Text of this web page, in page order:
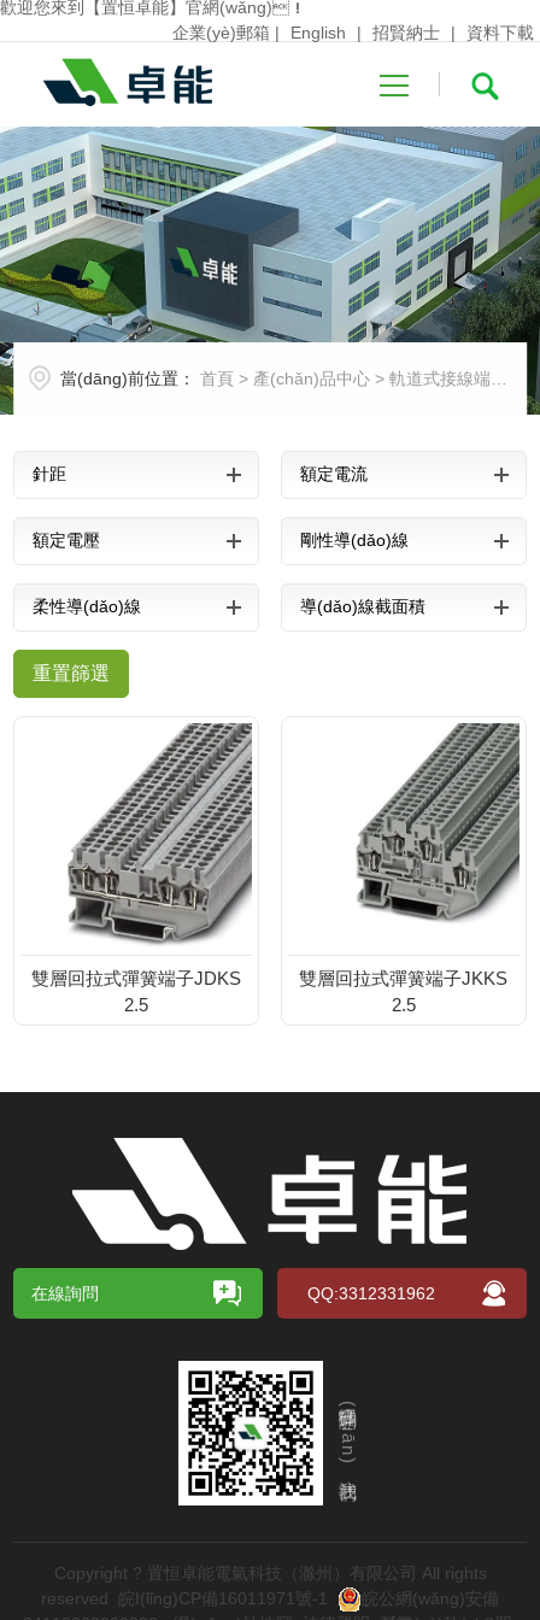
歡迎您來到【置恒卓能】官網(wǎng)！
企業(yè)郵箱 | English | 招賢納士 | 資料下載
首頁
關(guān)于卓
(yīng)用
新聞中心
榮譽(yù)資質
(zhì)
聯(lián)系我
當(dāng)前位置： 首頁 > 產(chǎn)品中心 >軌道式接線端子系列
針距 額定電流
額定電壓 剛性導(dǎo)線
柔性導(dǎo)線 導(dǎo)線截面積
重置篩選
雙層回拉式彈簧端子JDKS
2.5
雙層回拉式彈簧端子JKKS
2.5
在線詢問 QQ:3312331962
掃碼關(guān)注我們
Copyright ? 置恒卓能電氣科技（滁州）有限公司 All rights
reserved
皖I(lǐng)CP備16011971號-1
皖公網(wǎng)安備